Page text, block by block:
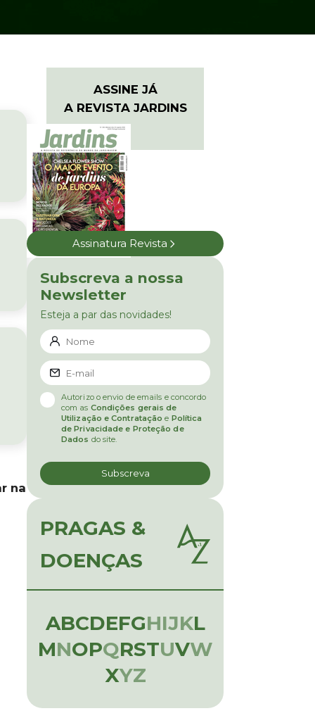
na
ASSINE JÁ
A REVISTA JARDINS
Assinatura Revista
Subscreva a nossa
Newsletter
Esteja a par das novidades!
Autorizo o envio de emails e concordo
com as Condições gerais de
Utilização e Contratação e Política
de Privacidade e Proteção de
Dados do site.
PRAGAS &
DOENÇAS
ABCDEFGHIJKL
MNOPQRSTUVW
XYZ